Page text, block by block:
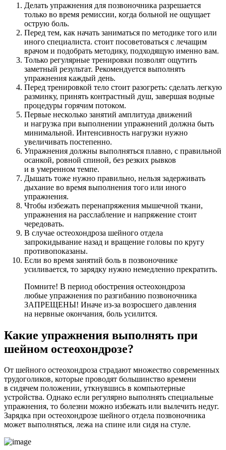
Делать упражнения для позвоночника разрешается
только во время ремиссии, когда больной не ощущает
острую боль.
Перед тем, как начать заниматься по методике того или
иного специалиста. стоит посоветоваться с лечащим
врачом и подобрать методику, подходящую именно вам.
Только регулярные тренировки позволят ощутить
заметный результат. Рекомендуется выполнять
упражнения каждый день.
Перед тренировкой тело стоит разогреть: сделать легкую
разминку, принять контрастный душ, завершая водные
процедуры горячим потоком.
Первые несколько занятий амплитуда движений
и нагрузка при выполнении упражнений должна быть
минимальной. Интенсивность нагрузки нужно
увеличивать постепенно.
Упражнения должны выполняться плавно, с правильной
осанкой, ровной спиной, без резких рывков
и в умеренном темпе.
Дышать тоже нужно правильно, нельзя задерживать
дыхание во время выполнения того или иного
упражнения.
Чтобы избежать перенапряжения мышечной ткани,
упражнения на расслабление и напряжение стоит
чередовать.
В случае остеохондроза шейного отдела
запрокидывание назад и вращение головы по кругу
противопоказаны.
Если во время занятий боль в позвоночнике
усиливается, то зарядку нужно немедленно прекратить.
Помните! В период обострения остеохондроза
любые упражнения по разгибанию позвоночника
ЗАПРЕЩЕНЫ! Иначе из-за возросшего давления
на нервные окончания, боль усилится.
Какие упражнения выполнять при
шейном остеохондрозе?
От шейного остеохондроза страдают множество современных
трудоголиков, которые проводят большинство времени
в сидячем положении, уткнувшись в компьютерные
устройства. Однако если регулярно выполнять специальные
упражнения, то болезни можно избежать или вылечить недуг.
Зарядка при остеохондрозе шейного отдела позвоночника
может выполняться, лежа на спине или сидя на стуле.